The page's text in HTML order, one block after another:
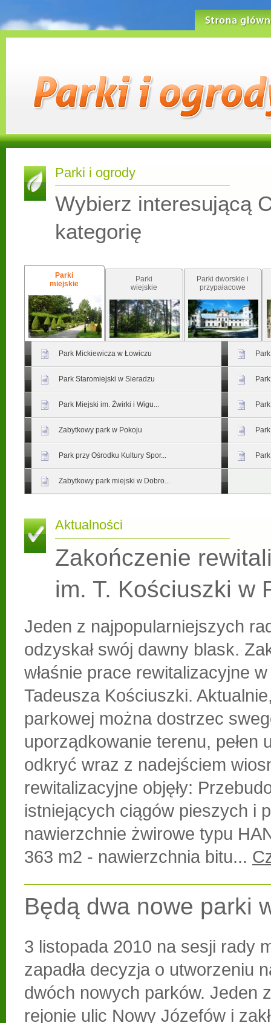
Parki i ogrody
Wybierz interesującą
kategorię
Parki
miejskie
Parki
wiejskie
Parki dworskie i
przypałacowe
Park Mickiewicza w Łowiczu
Park Staromiejski w Sieradzu
Park Miejski im. Żwirki i Wigu...
Zabytkowy park w Pokoju
Park przy Ośrodku Kultury Spor...
Zabytkowy park miejski w Dobro...
Aktualności
Zakończenie
im. T. Kościuszki w
Jeden z najpopularniejszych
odzyskał swój dawny blask.
właśnie prace rewitalizacyjne
Tadeusza Kościuszki.
parkowej można dostrzec
uporządkowanie terenu, pełen
odkryć wraz z nadejściem
rewitalizacyjne objęły:
istniejących ciągów pieszych i
nawierzchnie żwirowe typu
363 m2 - nawierzchnia bitu...
Będą dwa nowe parki
3 listopada 2010 na sesji rady
zapadła decyzja o utworzeniu
dwóch nowych parków. Jeden
rejonie ulic Nowy Józefów i
Strona główna